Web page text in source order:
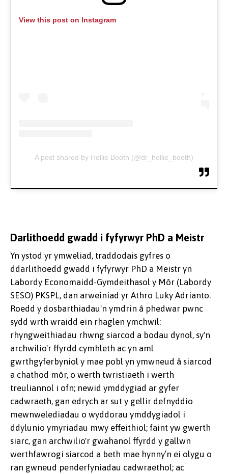
View this post on Instagram
A post shared by Hollie Booth (@dr_hollie_booth)
Darlithoedd gwadd i fyfyrwyr PhD a Meistr
Yn ystod yr ymweliad, traddodais gyfres o
ddarlithoedd gwadd i fyfyrwyr PhD a Meistr yn
Labordy Economaidd-Gymdeithasol y Môr (Labordy
SESO) PKSPL, dan arweiniad yr Athro Luky Adrianto.
Roedd y dosbarthiadau'n ymdrin â phedwar pwnc
sydd wrth wraidd ein rhaglen ymchwil:
rhyngweithiadau rhwng siarcod a bodau dynol, sy'n
archwilio'r ffyrdd cymhleth ac yn aml
gwrthgyferbyniol y mae pobl yn ymwneud â siarcod
a chathod môr, o werth twristiaeth i werth
treuliannol i ofn; newid ymddygiad ar gyfer
cadwraeth, gan edrych ar sut y gellir defnyddio
mewnwelediadau o wyddorau ymddygiadol i
ddylunio ymyriadau mwy effeithiol; faint yw gwerth
siarc, gan archwilio'r gwahanol ffyrdd y gallwn
werthfawrogi siarcod a beth mae hynny’n ei olygu o
ran gwneud penderfyniadau cadwraethol; ac